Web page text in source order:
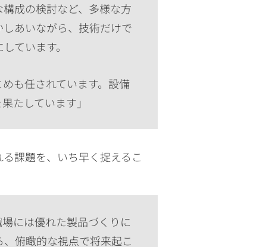
成の検討など、多様な方
あいながら、技術だけで
ています。
も任されています。設備
たしています」
課題を、いち早く捉えるこ
には優れた製品づくりに
俯瞰的な視点で将来起こ